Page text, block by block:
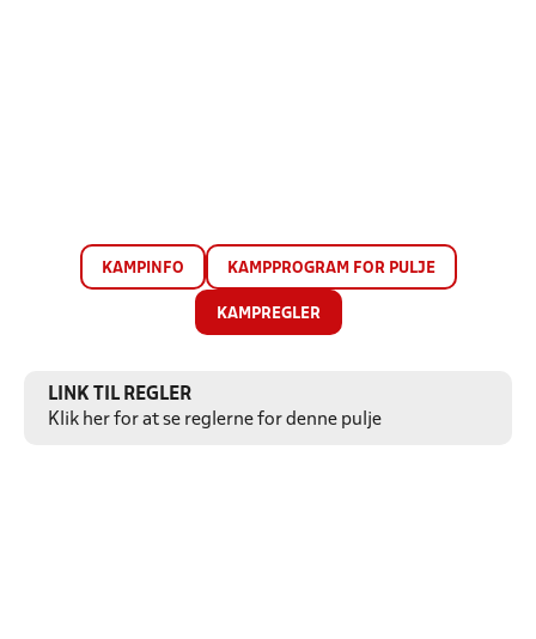
KAMPINFO KAMPPROGRAM FOR PULJE
KAMPREGLER
LINK TIL REGLER
Klik her for at se reglerne for denne pulje